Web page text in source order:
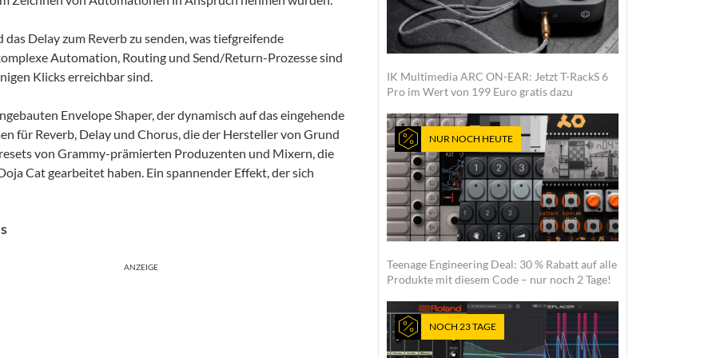
Delay zum Reverb zu senden, was tiefgreifende
Automation, Routing und Send/Return-Prozesse sind
Klicks erreichbar sind.
Envelope Shaper, der dynamisch auf das eingehende
für Reverb, Delay und Chorus, die der Hersteller von Grund
von Grammy-prämierten Produzenten und Mixern, die
Cat gearbeitet haben. Ein spannender Effekt, der sich
ANZEIGE
IK Multimedia ARC ON-EAR: Jetzt T-RackS 6
Pro im Wert von 199 Euro gratis dazu
NUR NOCH HEUTE
Teenage Engineering Deal: 30 % Rabatt auf alle
Produkte mit diesem Code – nur noch 2 Tage!
NOCH 23 TAGE